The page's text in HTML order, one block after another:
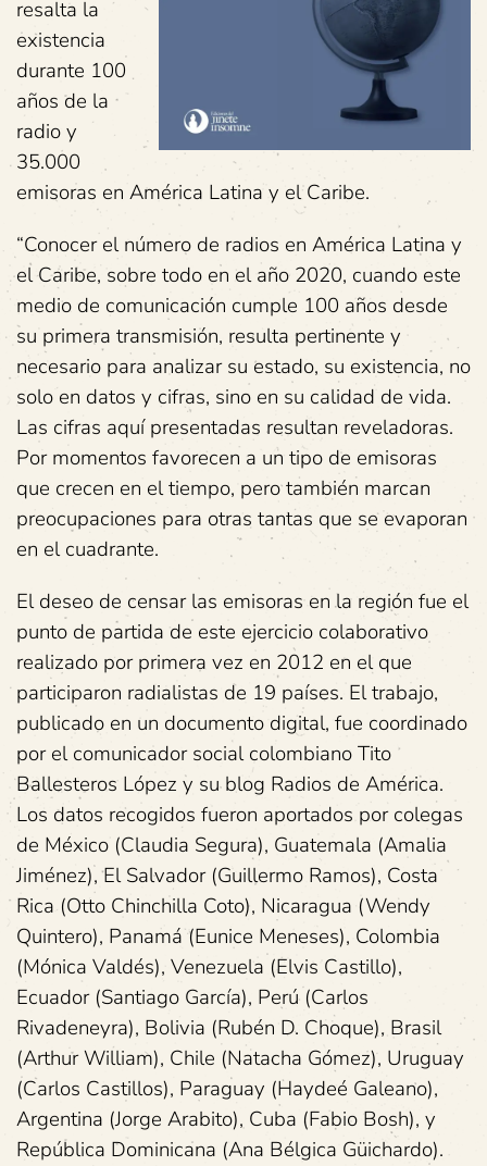
resalta la
existencia
durante 100
años de la
radio y
35.000
emisoras en América Latina y el Caribe.
“Conocer el número de radios en América Latina y
el Caribe, sobre todo en el año 2020, cuando este
medio de comunicación cumple 100 años desde
su primera transmisión, resulta pertinente y
necesario para analizar su estado, su existencia, no
solo en datos y cifras, sino en su calidad de vida.
Las cifras aquí presentadas resultan reveladoras.
Por momentos favorecen a un tipo de emisoras
que crecen en el tiempo, pero también marcan
preocupaciones para otras tantas que se evaporan
en el cuadrante.
El deseo de censar las emisoras en la región fue el
punto de partida de este ejercicio colaborativo
realizado por primera vez en 2012 en el que
participaron radialistas de 19 países. El trabajo,
publicado en un documento digital, fue coordinado
por el comunicador social colombiano Tito
Ballesteros López y su blog Radios de América.
Los datos recogidos fueron aportados por colegas
de México (Claudia Segura), Guatemala (Amalia
Jiménez), El Salvador (Guillermo Ramos), Costa
Rica (Otto Chinchilla Coto), Nicaragua (Wendy
Quintero), Panamá (Eunice Meneses), Colombia
(Mónica Valdés), Venezuela (Elvis Castillo),
Ecuador (Santiago García), Perú (Carlos
Rivadeneyra), Bolivia (Rubén D. Choque), Brasil
(Arthur William), Chile (Natacha Gómez), Uruguay
(Carlos Castillos), Paraguay (Haydeé Galeano),
Argentina (Jorge Arabito), Cuba (Fabio Bosh), y
República Dominicana (Ana Bélgica Güichardo).